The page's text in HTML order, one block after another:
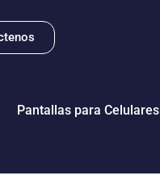
Pantallas para Celulares